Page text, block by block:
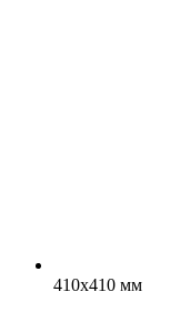
410x410 мм